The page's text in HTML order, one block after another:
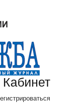
Кабинет